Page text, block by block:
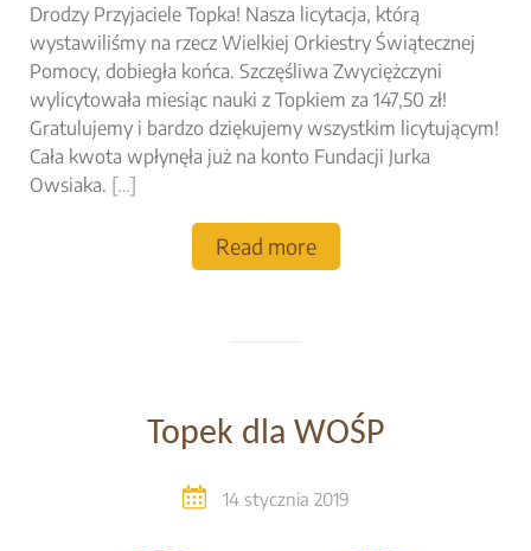
Drodzy Przyjaciele Topka! Nasza licytacja, którą
wystawiliśmy na rzecz Wielkiej Orkiestry Świątecznej
Pomocy, dobiegła końca. Szczęśliwa Zwyciężczyni
wylicytowała miesiąc nauki z Topkiem za 147,50 zł!
Gratulujemy i bardzo dziękujemy wszystkim licytującym!
Cała kwota wpłynęła już na konto Fundacji Jurka
Owsiaka. […]
Read more
Topek dla WOŚP
14 stycznia 2019